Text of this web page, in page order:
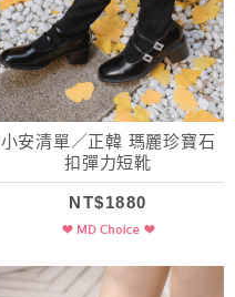
小安清單／正韓 瑪麗珍寶石
扣彈力短靴
NT$1880